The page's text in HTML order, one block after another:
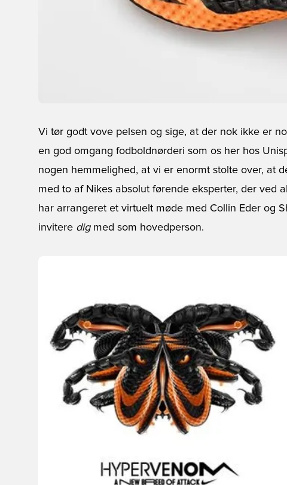
Vi tør godt vove pelsen og sige, at der nok ikke er
en god omgang fodboldnørderi som os her hos
nogen hemmelighed, at vi er enormt stolte over, at
med to af Nikes absolut førende eksperter, der ved
har arrangeret et virtuelt møde med Collin Eder og
invitere digmed som hovedperson.